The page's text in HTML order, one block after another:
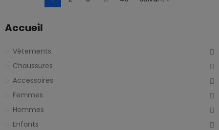
Accueil
Vêtements
Chaussures
Accessoires
Femmes
Hommes
Enfants